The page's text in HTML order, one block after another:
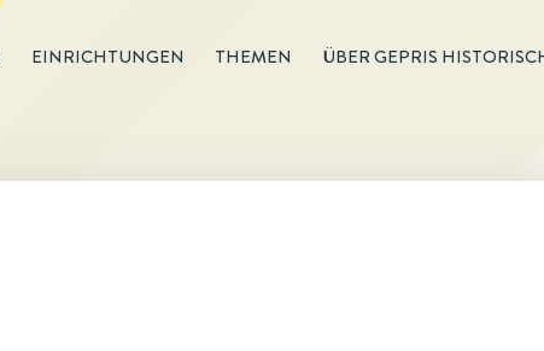
EINRICHTUNGEN THEMEN ÜBER GEPRIS